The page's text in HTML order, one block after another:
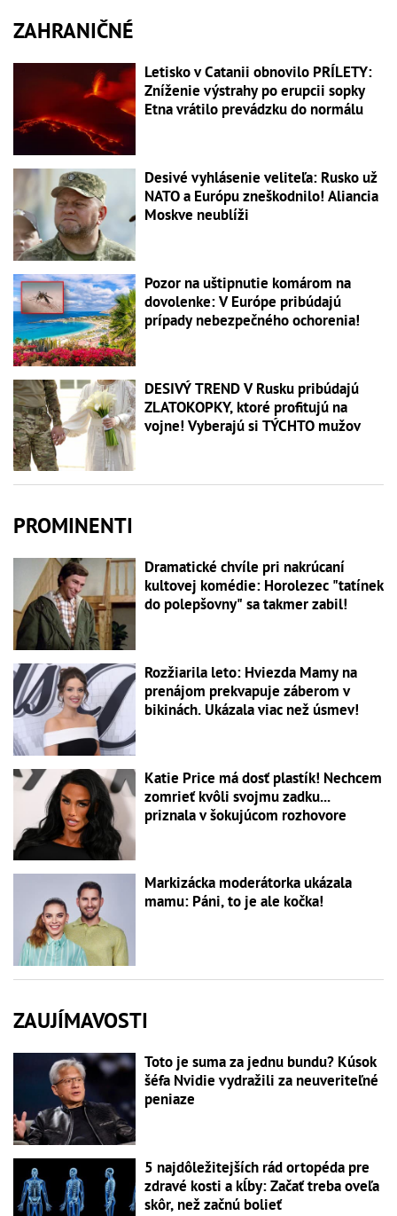
ZAHRANIČNÉ
Letisko v Catanii obnovilo PRÍLETY:
Zníženie výstrahy po erupcii sopky
Etna vrátilo prevádzku do normálu
Desivé vyhlásenie veliteľa: Rusko už
NATO a Európu zneškodnilo! Aliancia
Moskve neublíži
Pozor na uštipnutie komárom na
dovolenke: V Európe pribúdajú
prípady nebezpečného ochorenia!
DESIVÝ TREND V Rusku pribúdajú
ZLATOKOPKY, ktoré profitujú na
vojne! Vyberajú si TÝCHTO mužov
PROMINENTI
Dramatické chvíle pri nakrúcaní
kultovej komédie: Horolezec "tatínek
do polepšovny" sa takmer zabil!
Rozžiarila leto: Hviezda Mamy na
prenájom prekvapuje záberom v
bikinách. Ukázala viac než úsmev!
Katie Price má dosť plastík! Nechcem
zomrieť kvôli svojmu zadku...
priznala v šokujúcom rozhovore
Markizácka moderátorka ukázala
mamu: Páni, to je ale kočka!
ZAUJÍMAVOSTI
Toto je suma za jednu bundu? Kúsok
šéfa Nvidie vydražili za neuveriteľné
peniaze
5 najdôležitejších rád ortopéda pre
zdravé kosti a kĺby: Začať treba oveľa
skôr, než začnú bolieť